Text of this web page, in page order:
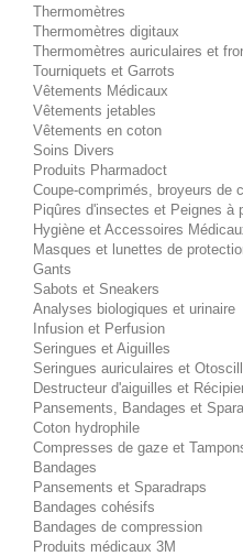
Thermomètres
Thermomètres digitaux
Thermomètres auriculaires et
Tourniquets et Garrots
Vêtements Médicaux
Vêtements jetables
Vêtements en coton
Soins Divers
Produits Pharmadoct
Coupe-comprimés, broyeurs de
Piqûres d'insectes et Peignes à
Hygiène et Accessoires
Masques et lunettes de
Gants
Sabots et Sneakers
Analyses biologiques et urinaire
Infusion et Perfusion
Seringues et Aiguilles
Seringues auriculaires et
Destructeur d'aiguilles et
Pansements, Bandages et
Coton hydrophile
Compresses de gaze et
Bandages
Pansements et Sparadraps
Bandages cohésifs
Bandages de compression
Produits médicaux 3M